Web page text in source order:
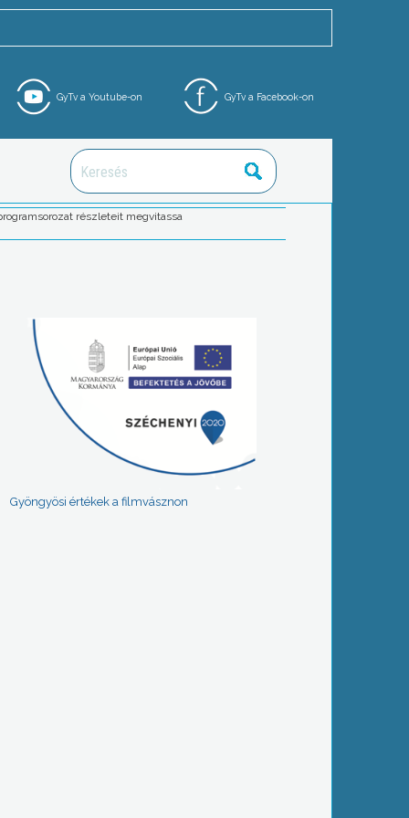
GyTv a Facebook-on
GyTv a Youtube-on
részleteit megvitassa
Gyöngyösi értékek a filmvásznon